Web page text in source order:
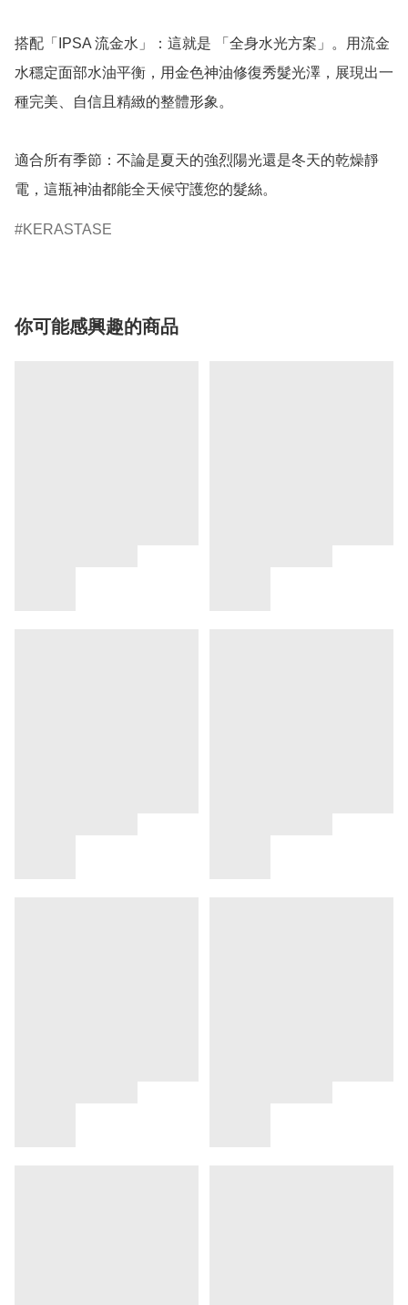
搭配「IPSA 流金水」：這就是 「全身水光方案」。用流金
水穩定面部水油平衡，用金色神油修復秀髮光澤，展現出一
種完美、自信且精緻的整體形象。
適合所有季節：不論是夏天的強烈陽光還是冬天的乾燥靜
電，這瓶神油都能全天候守護您的髮絲。
KERASTASE
你可能感興趣的商品